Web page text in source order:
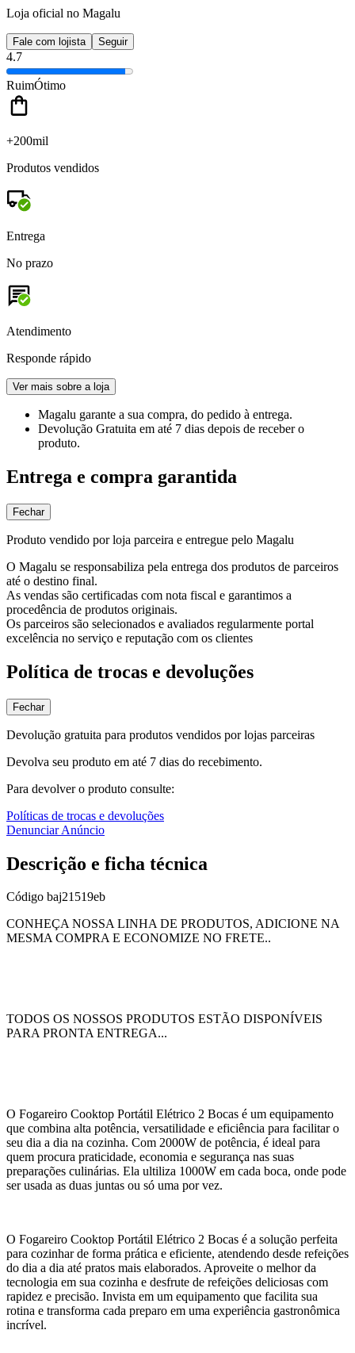
Loja oficial no Magalu
Fale com lojista Seguir
4.7
RuimÓtimo
+200mil
Produtos vendidos
Entrega
No prazo
Atendimento
Responde rápido
Ver mais sobre a loja
Magalu garante a sua compra, do pedido à entrega.
Devolução Gratuita em até 7 dias depois de receber o
produto.
Entrega e compra garantida
Fechar
Produto vendido por loja parceira e entregue pelo Magalu
O Magalu se responsabiliza pela entrega dos produtos de parceiros
até o destino final.
As vendas são certificadas com nota fiscal e garantimos a
procedência de produtos originais.
Os parceiros são selecionados e avaliados regularmente portal
excelência no serviço e reputação com os clientes
Política de trocas e devoluções
Fechar
Devolução gratuita para produtos vendidos por lojas parceiras
Devolva seu produto em até 7 dias do recebimento.
Para devolver o produto consulte:
Políticas de trocas e devoluções
Denunciar Anúncio
Descrição e ficha técnica
Código baj21519eb
CONHEÇA NOSSA LINHA DE PRODUTOS, ADICIONE NA
MESMA COMPRA E ECONOMIZE NO FRETE..
TODOS OS NOSSOS PRODUTOS ESTÃO DISPONÍVEIS
PARA PRONTA ENTREGA...
O Fogareiro Cooktop Portátil Elétrico 2 Bocas é um equipamento
que combina alta potência, versatilidade e eficiência para facilitar o
seu dia a dia na cozinha. Com 2000W de potência, é ideal para
quem procura praticidade, economia e segurança nas suas
preparações culinárias. Ela ultiliza 1000W em cada boca, onde pode
ser usada as duas juntas ou só uma por vez.
O Fogareiro Cooktop Portátil Elétrico 2 Bocas é a solução perfeita
para cozinhar de forma prática e eficiente, atendendo desde refeições
do dia a dia até pratos mais elaborados. Aproveite o melhor da
tecnologia em sua cozinha e desfrute de refeições deliciosas com
rapidez e precisão. Invista em um equipamento que facilita sua
rotina e transforma cada preparo em uma experiência gastronômica
incrível.